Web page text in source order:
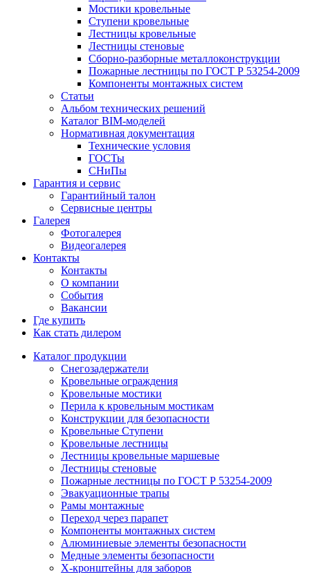
Мостики кровельные
Ступени кровельные
Лестницы кровельные
Лестницы стеновые
Сборно-разборные металлоконструкции
Пожарные лестницы по ГОСТ Р 53254-2009
Компоненты монтажных систем
Статьи
Альбом технических решений
Каталог BIM-моделей
Нормативная документация
Технические условия
ГОСТы
СНиПы
Гарантия и сервис
Гарантийный талон
Сервисные центры
Галерея
Фотогалерея
Видеогалерея
Контакты
Контакты
О компании
События
Вакансии
Где купить
Как стать дилером
Каталог продукции
Снегозадержатели
Кровельные ограждения
Кровельные мостики
Перила к кровельным мостикам
Конструкции для безопасности
Кровельные Ступени
Кровельные лестницы
Лестницы кровельные маршевые
Лестницы стеновые
Пожарные лестницы по ГОСТ Р 53254-2009
Эвакуационные трапы
Рамы монтажные
Переход через парапет
Компоненты монтажных систем
Алюминиевые элементы безопасности
Медные элементы безопасности
X-кронштейны для заборов